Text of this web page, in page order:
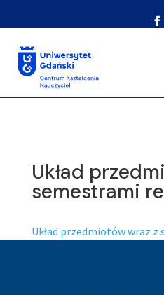
Układ
semestrami
Układ przedmiotów wraz